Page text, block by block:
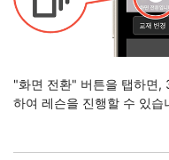
"화면 전환" 버튼을 탭하면,
하여 레슨을 진행할 수 있습